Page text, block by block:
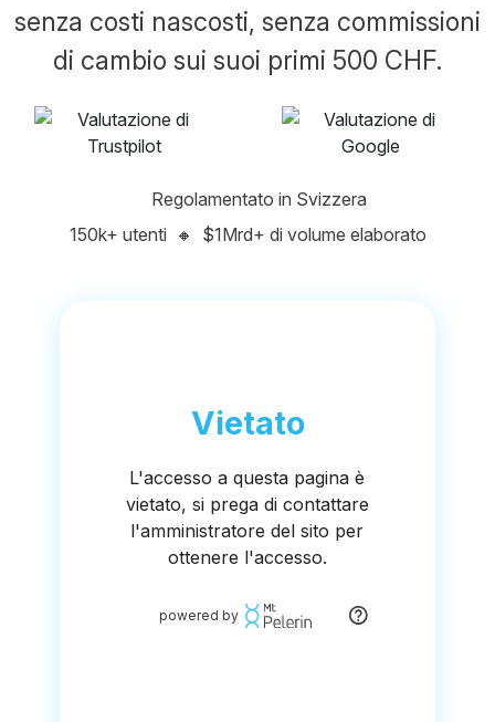
senza costi nascosti, senza commissioni
di cambio sui suoi primi 500 CHF.
Regolamentato in Svizzera
150k+ utenti 🔸 $1Mrd+ di volume elaborato